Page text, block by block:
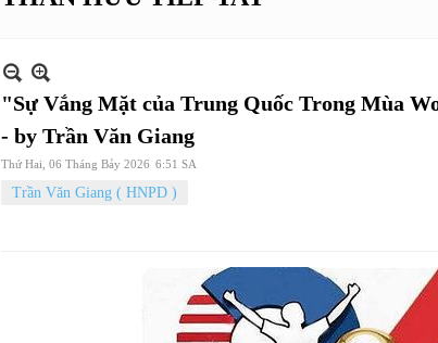
"Sự Vắng Mặt của Trung Quốc Trong Mùa
- by Trần Văn Giang
Thứ Hai, 06 Tháng Bảy 2026 6:51 SA
Trần Văn Giang ( HNPD )